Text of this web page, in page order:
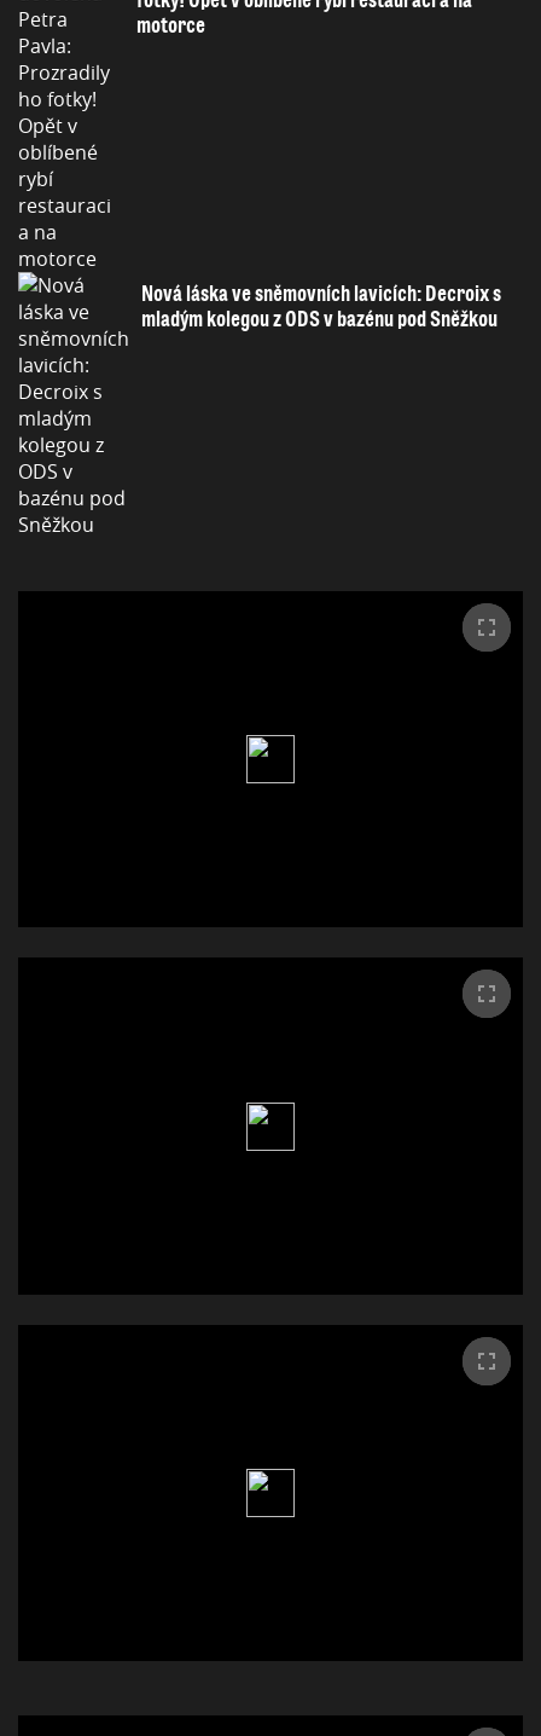
motorce
Nová láska ve sněmovních lavicích: Decroix s
mladým kolegou z ODS v bazénu pod Sněžkou